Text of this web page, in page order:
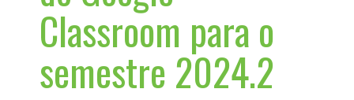
Classroom para o
semestre 2024.2